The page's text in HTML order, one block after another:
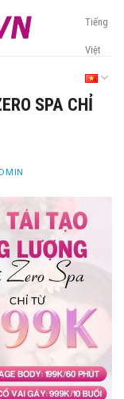
Tiếng
Việt
SPA CHỈ